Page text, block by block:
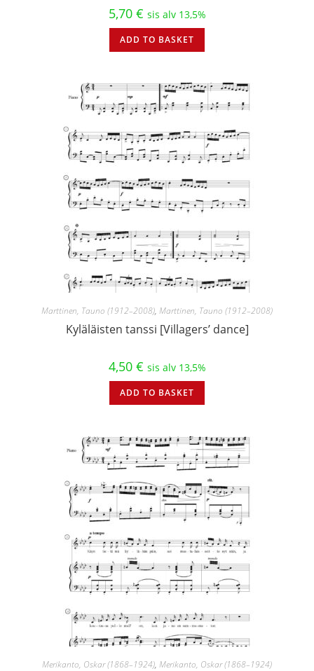
5,70 € sis alv 13,5%
ADD TO BASKET
Marttinen, Tauno (1912–2008), Marttinen, Tauno (1912–2008)
Kyläläisten tanssi [Villagers’ dance]
4,50 € sis alv 13,5%
ADD TO BASKET
Merikanto, Oskar (1868–1924), Merikanto, Oskar (1868–1924)